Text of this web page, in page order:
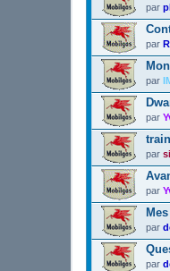
par
par
par
par
par
par
par
par